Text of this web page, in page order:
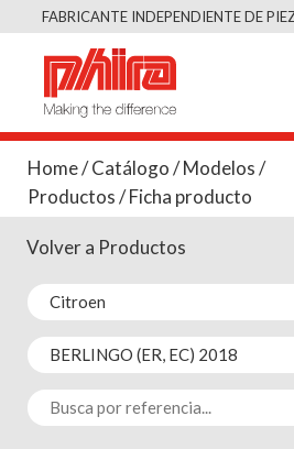
Saltar
FABRICANTE INDEPENDIENTE DE
CALIDAD EQUIVALENTE
Home/Catálogo/Modelos/
Productos/ Ficha producto
Volver a Productos